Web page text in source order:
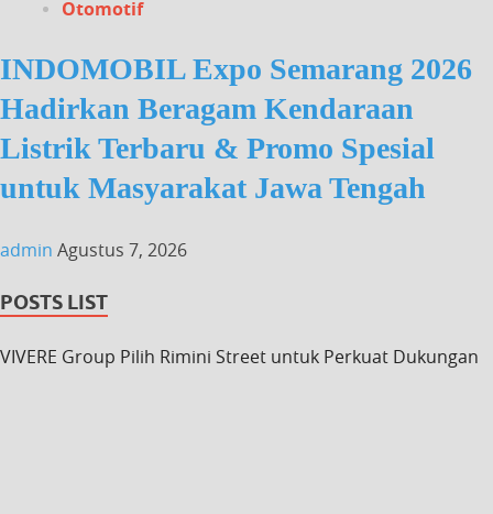
Otomotif
INDOMOBIL Expo Semarang 2026
Hadirkan Beragam Kendaraan
Listrik Terbaru & Promo Spesial
untuk Masyarakat Jawa Tengah
admin Agustus 7, 2026
POSTS LIST
VIVERE Group Pilih Rimini Street untuk Perkuat Dukungan